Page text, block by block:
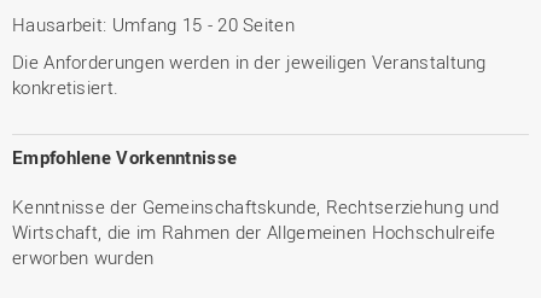
Hausarbeit: Umfang 15 - 20 Seiten
Die Anforderungen werden in der jeweiligen Veranstaltung
konkretisiert.
Empfohlene Vorkenntnisse
Kenntnisse der Gemeinschaftskunde, Rechtserziehung und
Wirtschaft, die im Rahmen der Allgemeinen Hochschulreife
erworben wurden